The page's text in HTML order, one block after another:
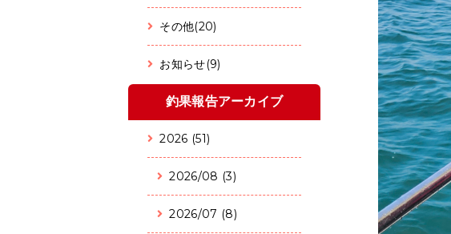
その他(20)
お知らせ(9)
釣果報告アーカイブ
2026 (51)
2026/08 (3)
2026/07 (8)